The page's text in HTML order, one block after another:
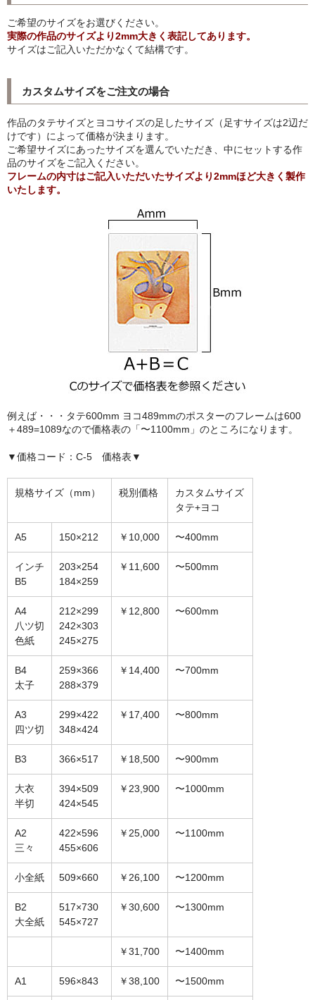
Folon
olivetti
額装品
額装品一覧
アンリ・マティス額装
カッズミイダ×手塚治虫額装
フランス製モノクロフォト額装
よくあるご質問
FAX専用ご注文用紙
お問い合わせフォーム
メンバー
カート
ショップ
For overseas customers
会社案内
サイトマップ
オーダーメイド額装
額装のご相談・注文方法
額装参考作品
ショップ
ご希望のサイズをお選びください。
実際の作品のサイズより2mm大きく表記してあります。
サイズはご記入いただかなくて結構です。
カスタムサイズをご注文の場合
作品のタテサイズとヨコサイズの足したサイズ（足すサイズは2辺だ
けです）によって価格が決まります。
ご希望サイズにあったサイズを選んでいただき、中にセットする作
品のサイズをご記入ください。
フレームの内寸はご記入いただいたサイズより2mmほど大きく製作
いたします。
例えば・・・タテ600mm ヨコ489mmのポスターのフレームは600
＋489=1089なので価格表の「〜1100mm」のところになります。
▼価格コード：C-5 価格表▼
規格サイズ（mm） 税別価格
カスタムサイズ
タテ+ヨコ
A5 150×212 ￥10,000 〜400mm
インチ
B5
203×254
184×259
￥11,600 〜500mm
A4
八ツ切
色紙
212×299
242×303
245×275
￥12,800 〜600mm
B4
太子
259×366
288×379
￥14,400 〜700mm
A3
四ツ切
299×422
348×424
￥17,400 〜800mm
B3 366×517 ￥18,500 〜900mm
大衣
半切
394×509
424×545
￥23,900 〜1000mm
A2
三々
422×596
455×606
￥25,000 〜1100mm
小全紙 509×660 ￥26,100 〜1200mm
B2
大全紙
517×730
545×727
￥30,600 〜1300mm
￥31,700 〜1400mm
A1 596×843 ￥38,100 〜1500mm